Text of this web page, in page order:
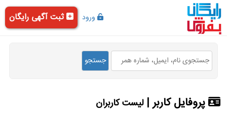
ورود ثبت آگهی رایگان
پروفایل کاربر |لیست کاربران